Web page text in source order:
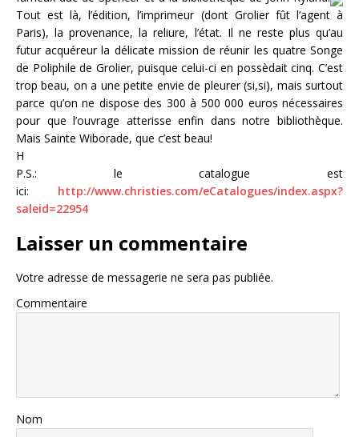
Tout est là, l’édition, l’imprimeur (dont Grolier fût l’agent à
Paris), la provenance, la reliure, l’état. Il ne reste plus qu’au
futur acquéreur la délicate mission de réunir les quatre Songe
de Poliphile de Grolier, puisque celui-ci en possèdait cinq. C’est
trop beau, on a une petite envie de pleurer (si,si), mais surtout
parce qu’on ne dispose des 300 à 500 000 euros nécessaires
pour que l’ouvrage atterisse enfin dans notre bibliothèque.
Mais Sainte Wiborade, que c’est beau!
H
P.S.: le catalogue est
ici: http://www.christies.com/eCatalogues/index.aspx?
saleid=22954
Laisser un commentaire
Votre adresse de messagerie ne sera pas publiée.
Commentaire
Nom